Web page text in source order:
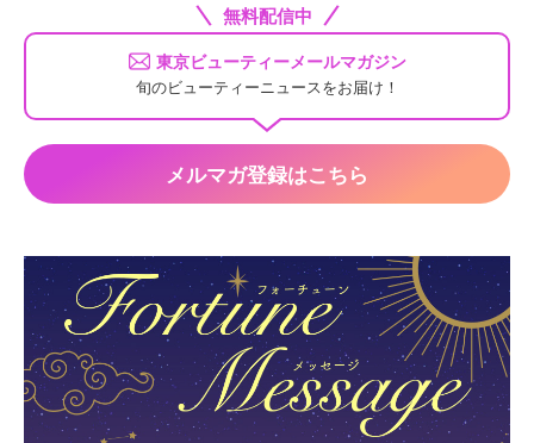
無料配信中
東京ビューティーメールマガジン
旬のビューティーニュースをお届け！
メルマガ登録はこちら